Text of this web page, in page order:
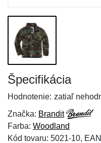
Špecifikácia
Hodnotenie: zatiaľ
Značka: Brandit
Farba: Woodland
Kód tovaru: 5021-10,